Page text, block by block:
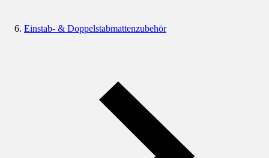
Einstab- & Doppelstabmattenzubehör